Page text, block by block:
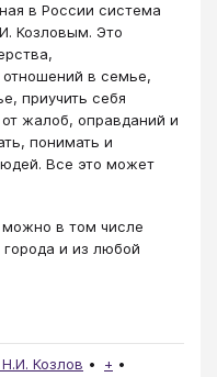
в России система
Козловым. Это
в семье,
приучить себя
жалоб, оправданий и
понимать и
Все это может
в том числе
и из любой
Козлов
+